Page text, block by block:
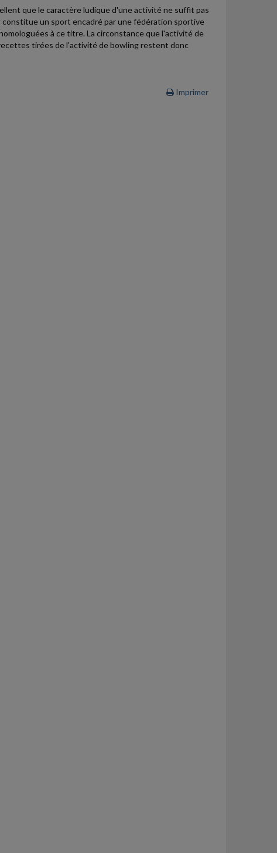
que le caractère ludique d'une activité ne suffit pas
un sport encadré par une fédération sportive
à ce titre. La circonstance que l'activité de
tirées de l'activité de bowling restent donc
Imprimer